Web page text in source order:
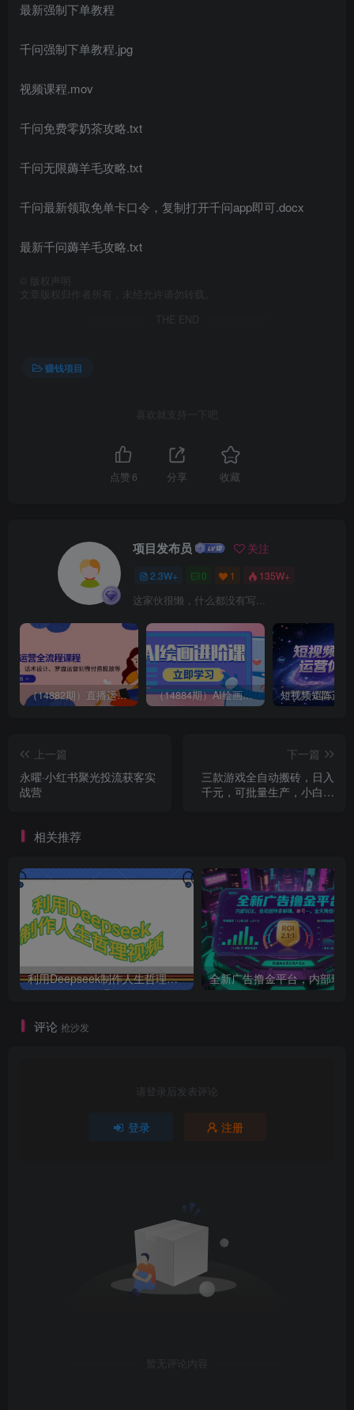
最新强制下单教程
千问强制下单教程.jpg
视频课程.mov
千问免费零奶茶攻略.txt
千问无限薅羊毛攻略.txt
千问最新领取免单卡口令，复制打开千问app即可.docx
最新千问薅羊毛攻略.txt
版权声明
文章版权归作者所有，未经允许请勿转载。
THE END
赚钱项目
喜欢就支持一下吧
点赞 6 分享 收藏
项目发布员 关注
2.3W+ 0 1 135W+
这家伙很懒，什么都没有写...
（14882期）直播运营全流程课程-5月更新：从起号、话术设计、罗盘运营到微付费投放等 （14884期）AI绘画进阶课，涵盖电商摄影等多领域，PS操作与AI工具使用全面教学
上一篇
永曜·小红书聚光投流获客实
战营
下一篇
三款游戏全自动搬砖，日入
千元，可批量生产，小白也
相关推荐
利用Deepseek制作人生哲理视频
评论 抢沙发
请登录后发表评论
登录 注册
暂无评论内容